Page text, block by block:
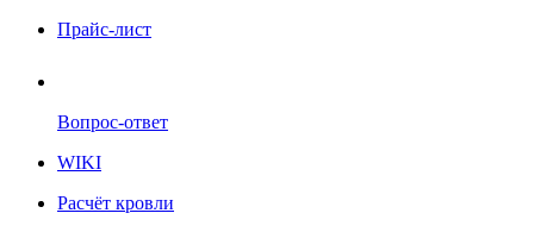
Прайс-лист
Вопрос-ответ
WIKI
Расчёт кровли